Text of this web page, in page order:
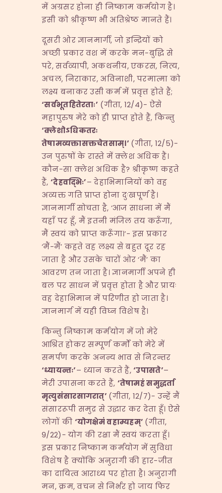
में अग्रसर होना ही निष्काम कर्मयोग है।
इसी को श्रीकृष्ण भी अतिश्रेष्ठ मानते हैं।
दूसरी ओर ज्ञानमार्गी, जो इन्द्रियों को
अच्छी प्रकार वश में करके मन-बुद्धि से
परे, सर्वव्यापी, अकथनीय, एकरस, नित्य,
अचल, निराकार, अविनाशी, परमात्मा को
लक्ष्य बनाकर उसी कर्म में प्रवृत्त होते हैं;
‘सर्वभूतहितेरताः’ (गीता, 12/4)- ऐसे
महापुरुष मेरे को ही प्राप्त होते हैं, किन्तु
‘क्लेशोऽधिकतरः
तेषामव्यक्तासक्तचेतसाम्।’ (गीता, 12/5)-
उन पुरुषों के रास्ते में क्लेश अधिक हैं।
कौन-सा क्लेश अधिक है? श्रीकृष्ण कहते
हैं, ‘देहवद्भिः’– देहाभिमानियों को वह
अव्यक्त गति प्राप्त होना दुःखपूर्ण है।
ज्ञानमार्गी सोचता है, ‘आज साधना में मैं
यहाँ पर हूँ, मैं इतनी मंजिल तय करूँगा,
मैं स्वयं को प्राप्त करूँगा।’- इस प्रकार
‘मैं-मैं’ कहते वह लक्ष्य से बहुत दूर रह
जाता है और उसके चारों ओर ‘मैं’ का
आवरण तन जाता है। ज्ञानमार्गी अपने ही
बल पर साधन में प्रवृत्त होता है और प्रायः
वह देहाभिमान में परिणीत हो जाता है।
ज्ञानमार्ग में यही विघ्न विशेष है।
किन्तु निष्काम कर्मयोग में जो मेरे
आश्रित होकर सम्पूर्ण कर्मों को मेरे में
समर्पण करके अनन्य भाव से निरन्तर
‘ध्यायन्तः’– ध्यान करते हैं,‘उपासते’–
मेरी उपासना करते हैं, ‘तेषामहं समुद्धर्ता
मृत्युसंसारसागरात्’ (गीता, 12/7)- उन्हें मैं
संसाररूपी समुद्र से उद्धार कर देता हूँ। ऐसे
लोगों की ‘योगक्षेमं वहाम्यहम्’ (गीता,
9/22)- योग की रक्षा मैं स्वयं करता हूँ।
इस प्रकार निष्काम कर्मयोग में सुविधा
विशेष है क्योंकि अनुरागी की हार-जीत
का दायित्व आराध्य पर होता है। अनुरागी
मन, क्रम, वचन से निर्भर हो जाय फिर